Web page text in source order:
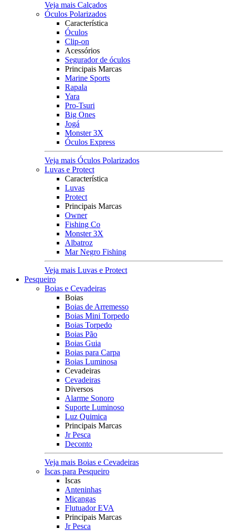
Veja mais Calçados
Óculos Polarizados
Característica
Óculos
Clip-on
Acessórios
Segurador de óculos
Principais Marcas
Marine Sports
Rapala
Yara
Pro-Tsuri
Big Ones
Jogá
Monster 3X
Óculos Express
Veja mais Óculos Polarizados
Luvas e Protect
Característica
Luvas
Protect
Principais Marcas
Owner
Fishing Co
Monster 3X
Albatroz
Mar Negro Fishing
Veja mais Luvas e Protect
Pesqueiro
Boias e Cevadeiras
Boias
Boias de Arremesso
Boias Mini Torpedo
Boias Torpedo
Boias Pão
Boias Guia
Boias para Carpa
Boias Luminosa
Cevadeiras
Cevadeiras
Diversos
Alarme Sonoro
Suporte Luminoso
Luz Quimica
Principais Marcas
Jr Pesca
Deconto
Veja mais Boias e Cevadeiras
Iscas para Pesqueiro
Iscas
Anteninhas
Miçangas
Flutuador EVA
Principais Marcas
Jr Pesca